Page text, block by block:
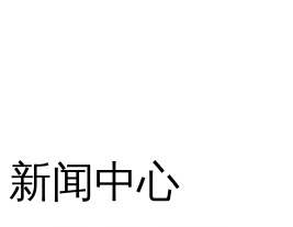
新闻中心